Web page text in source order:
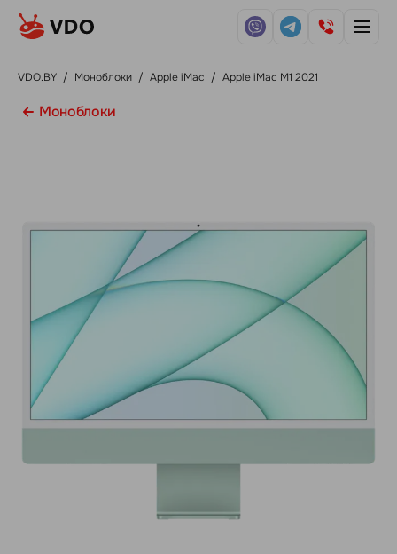
VDO.BY / Моноблоки / Apple iMac / Apple iMac M1 2021
Моноблоки